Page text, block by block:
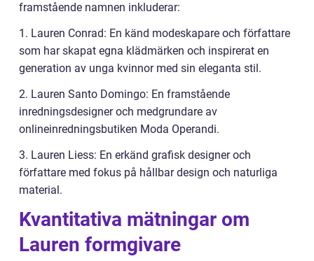
framstående namnen inkluderar:
1. Lauren Conrad: En känd modeskapare och författare
som har skapat egna klädmärken och inspirerat en
generation av unga kvinnor med sin eleganta stil.
2. Lauren Santo Domingo: En framstående
inredningsdesigner och medgrundare av
onlineinredningsbutiken Moda Operandi.
3. Lauren Liess: En erkänd grafisk designer och
författare med fokus på hållbar design och naturliga
material.
Kvantitativa mätningar om
Lauren formgivare